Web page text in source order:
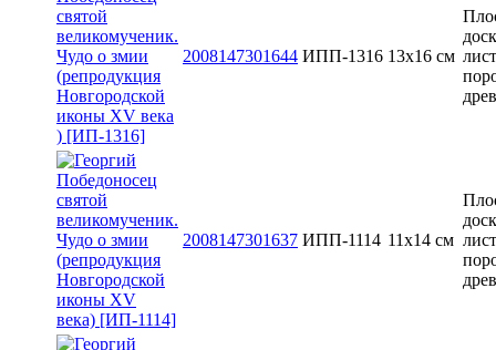
2008147301644 ИПП-1316 13x16 см
2008147301637 ИПП-1114 11х14 см